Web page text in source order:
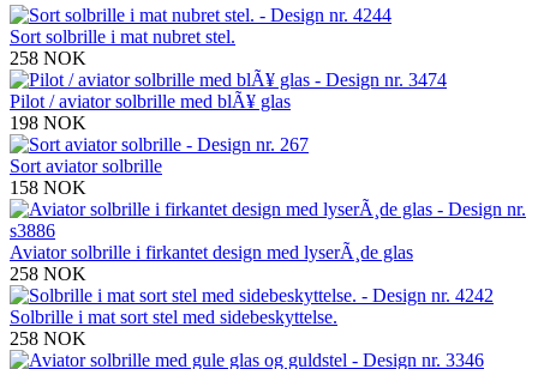
Sort solbrille i mat nubret stel.
258 NOK
Pilot / aviator solbrille med blÃ¥ glas
198 NOK
Sort aviator solbrille
158 NOK
Aviator solbrille i firkantet design med lyserÃ¸de glas
258 NOK
Solbrille i mat sort stel med sidebeskyttelse.
258 NOK